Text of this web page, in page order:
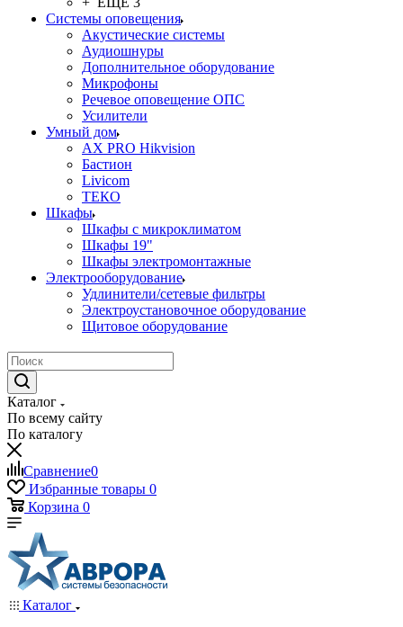
Системы оповещения
Акустические системы
Аудиошнуры
Дополнительное оборудование
Микрофоны
Речевое оповещение ОПС
Усилители
Умный дом
AX PRO Hikvision
Бастион
Livicom
ТЕКО
Шкафы
Шкафы с микроклиматом
Шкафы 19"
Шкафы электромонтажные
Электрооборудование
Удлинители/сетевые фильтры
Электроустановочное оборудование
Щитовое оборудование
Каталог
По всему сайту
По каталогу
Сравнение0
Избранные товары 0
Корзина 0
Каталог